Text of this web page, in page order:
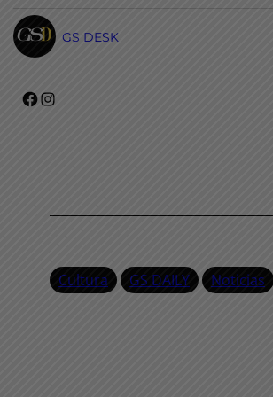
GS DESK
Facebook Instagram
Cultura GS DAILY Noticias